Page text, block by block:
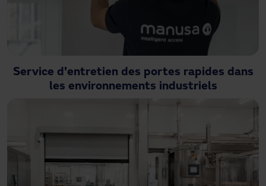
Service d'entretien des portes rapides dans
les environnements industriels